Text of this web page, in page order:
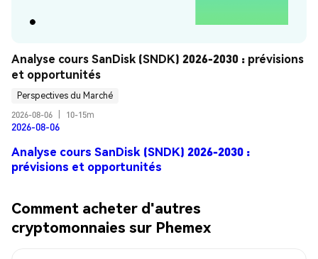
Analyse cours SanDisk (SNDK) 2026-2030 : prévisions
et opportunités
Perspectives du Marché
2026-08-06
10-15m
2026-08-06
Analyse cours SanDisk (SNDK) 2026-2030 :
prévisions et opportunités
Comment acheter d'autres
cryptomonnaies sur Phemex